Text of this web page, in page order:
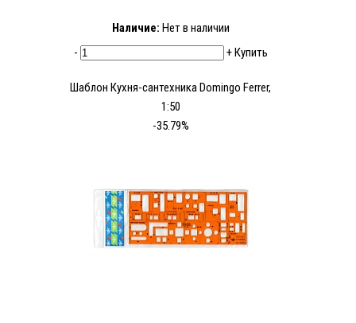
Наличие: Нет в наличии
-
+Купить
Шаблон Кухня-сантехника Domingo Ferrer,
1:50
-35.79%